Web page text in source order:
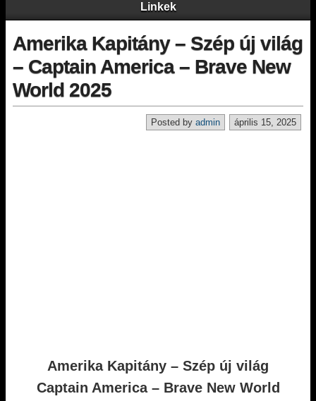
Linkek
Amerika Kapitány – Szép új világ
– Captain America – Brave New
World 2025
április 15, 2025
Posted by admin
Amerika Kapitány – Szép új világ
Captain America – Brave New World